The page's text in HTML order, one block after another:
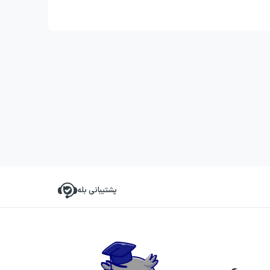
پشتیبانی بله